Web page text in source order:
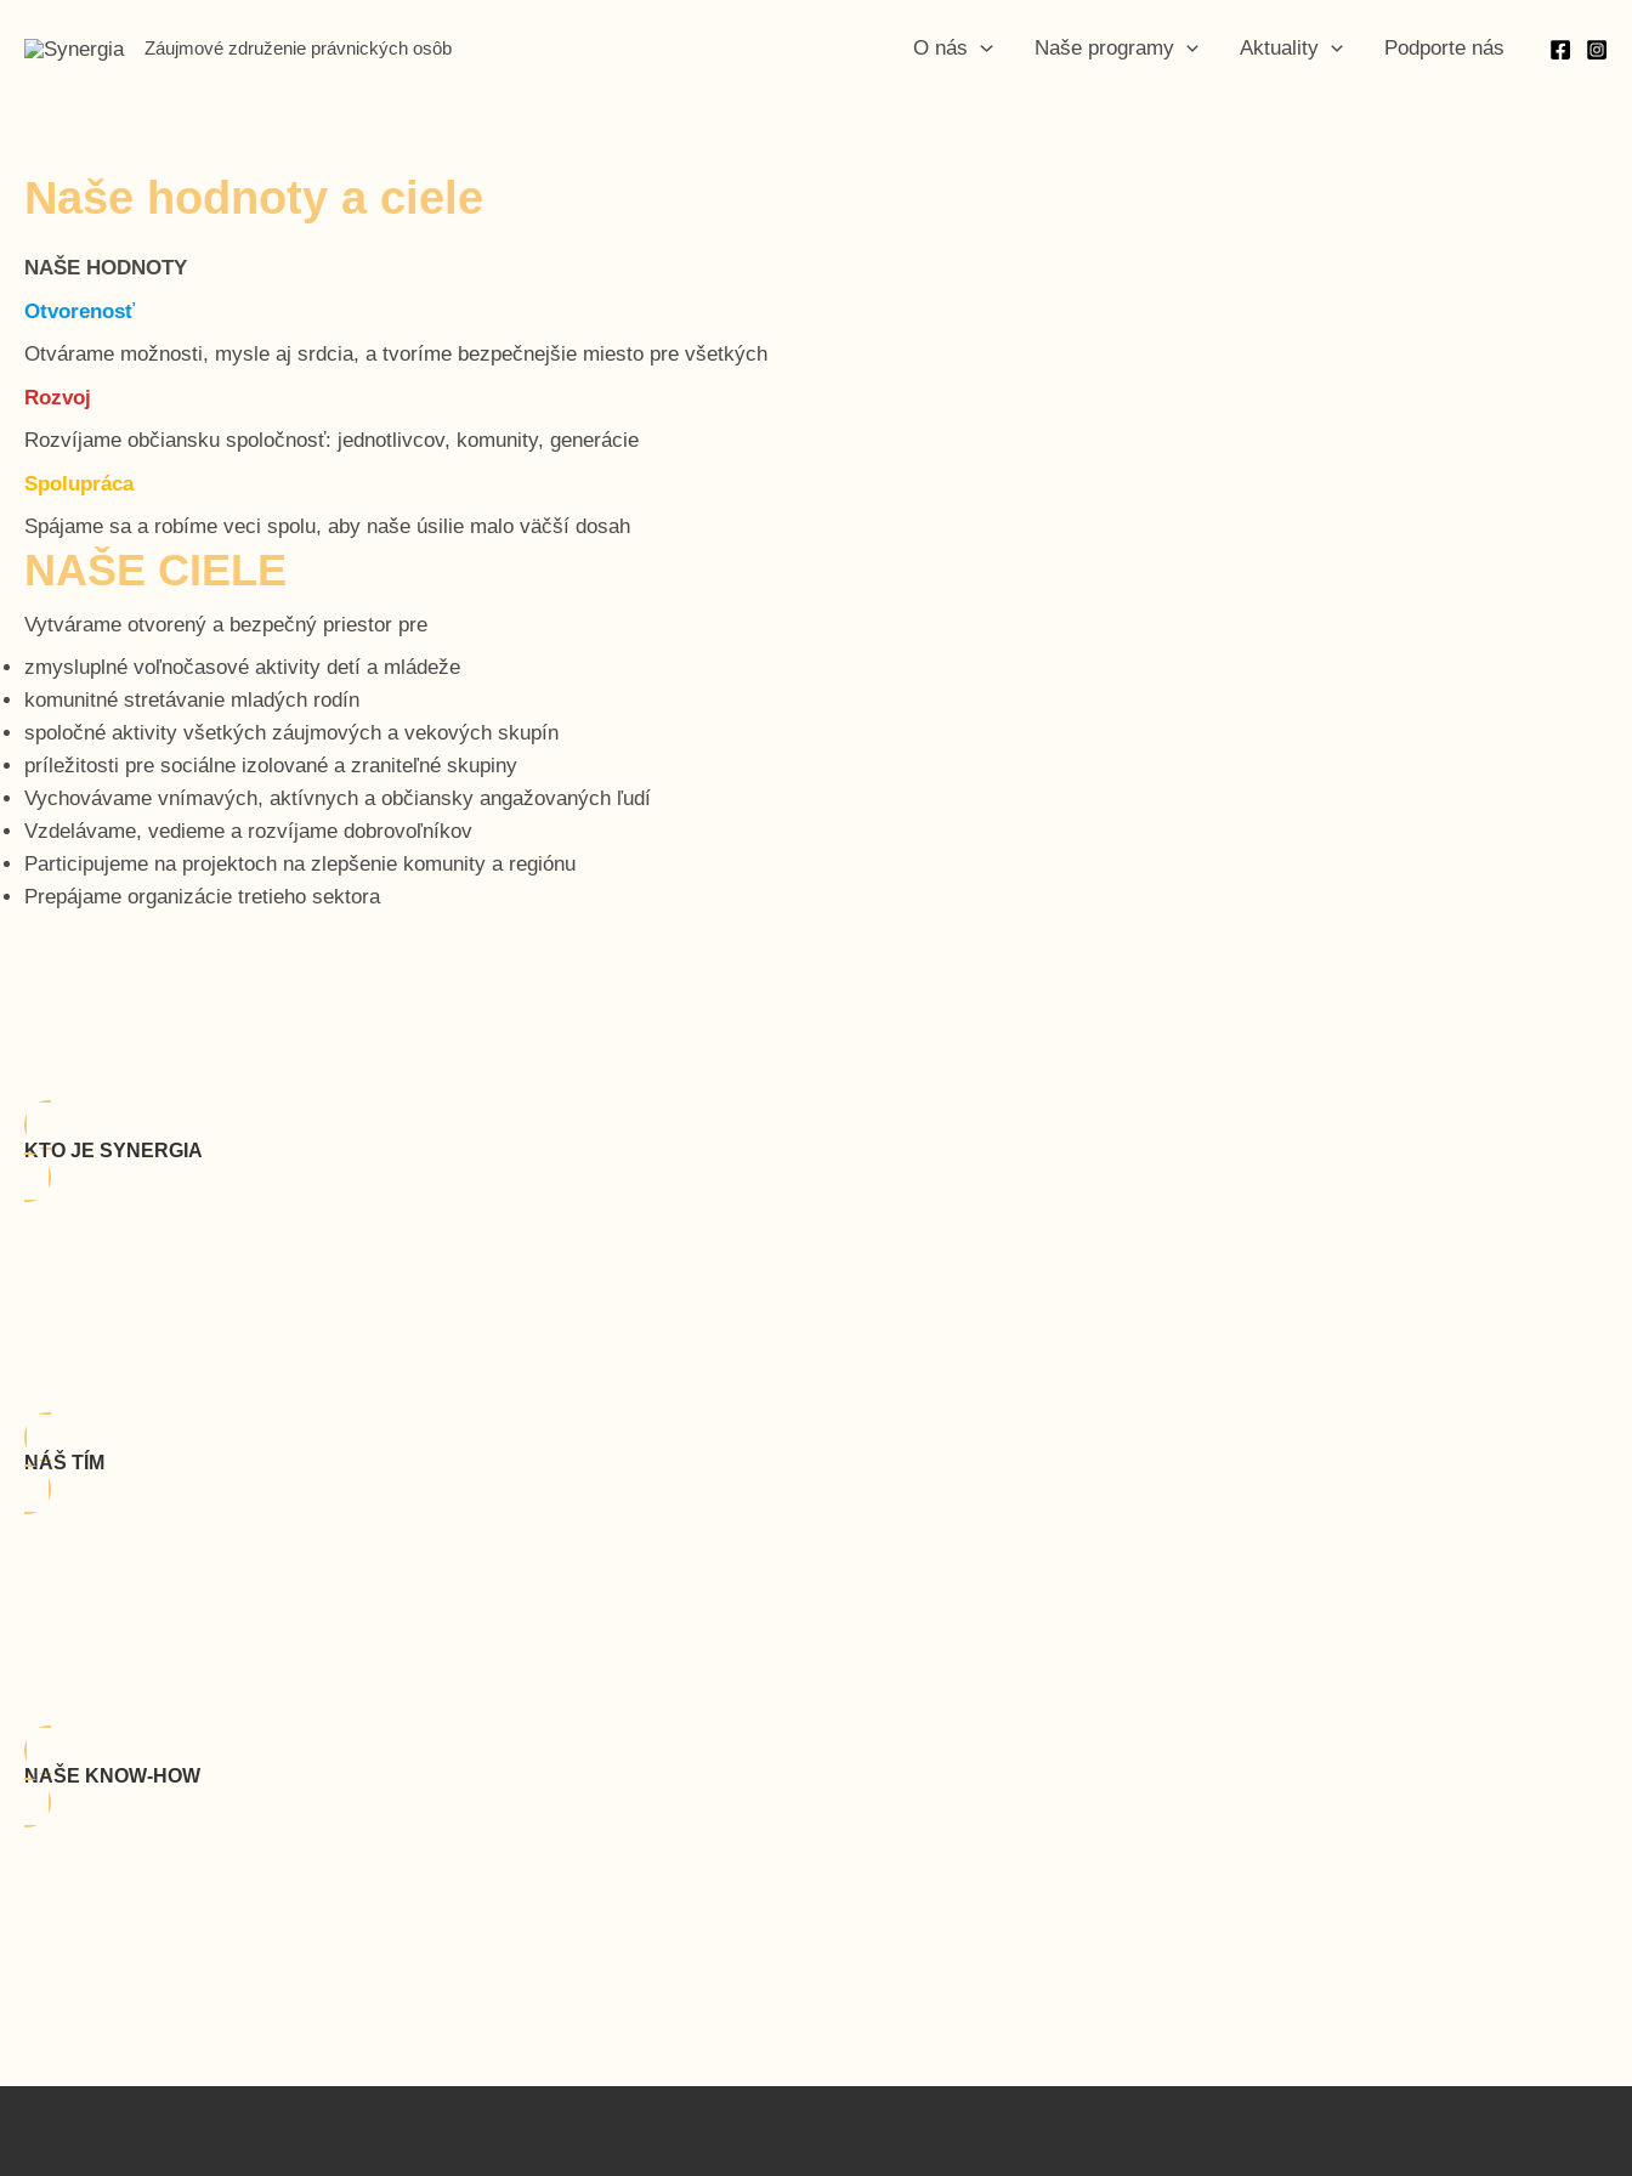
Záujmové združenie právnických osôb O nás Naše programy Aktuality Podporte nás
Naše hodnoty a ciele
NAŠE HODNOTY
Otvorenosť
Otvárame možnosti, mysle aj srdcia, a tvoríme bezpečnejšie miesto pre všetkých
Rozvoj
Rozvíjame občiansku spoločnosť: jednotlivcov, komunity, generácie
Spolupráca
Spájame sa a robíme veci spolu, aby naše úsilie malo väčší dosah
NAŠE CIELE
Vytvárame otvorený a bezpečný priestor pre
zmysluplné voľnočasové aktivity detí a mládeže
komunitné stretávanie mladých rodín
spoločné aktivity všetkých záujmových a vekových skupín
príležitosti pre sociálne izolované a zraniteľné skupiny
Vychovávame vnímavých, aktívnych a občiansky angažovaných ľudí
Vzdelávame, vedieme a rozvíjame dobrovoľníkov
Participujeme na projektoch na zlepšenie komunity a regiónu
Prepájame organizácie tretieho sektora
KTO JE SYNERGIA
NÁŠ TÍM
NAŠE KNOW-HOW